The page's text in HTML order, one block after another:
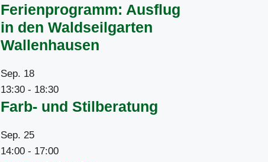
Ferienprogramm: Ausflug
in den Waldseilgarten
Wallenhausen
Sep. 18
13:30 - 18:30
Farb- und Stilberatung
Sep. 25
14:00 - 17:00